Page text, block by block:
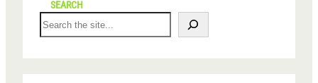
SEARCH
S
e
r
c